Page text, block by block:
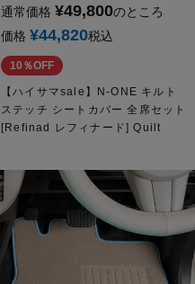
通常価格 ¥49,800のところ
価格 ¥44,820税込
10％OFF
【ハイサマsale】N-ONE キルト
ステッチ シートカバー 全席セット
[Refinad レフィナード] Quilt